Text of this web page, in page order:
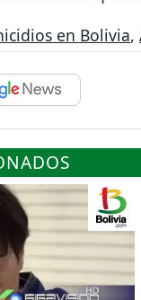
en Bolivia,